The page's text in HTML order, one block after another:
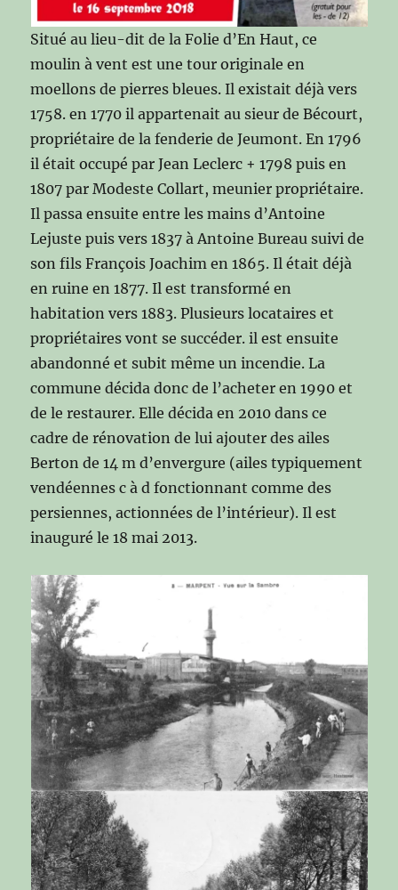
Situé au lieu-dit de la Folie d’En Haut, ce
moulin à vent est une tour originale en
moellons de pierres bleues. Il existait déjà vers
1758. en 1770 il appartenait au sieur de Bécourt,
propriétaire de la fenderie de Jeumont. En 1796
il était occupé par Jean Leclerc + 1798 puis en
1807 par Modeste Collart, meunier propriétaire.
Il passa ensuite entre les mains d’Antoine
Lejuste puis vers 1837 à Antoine Bureau suivi de
son fils François Joachim en 1865. Il était déjà
en ruine en 1877. Il est transformé en
habitation vers 1883. Plusieurs locataires et
propriétaires vont se succéder. il est ensuite
abandonné et subit même un incendie. La
commune décida donc de l’acheter en 1990 et
de le restaurer. Elle décida en 2010 dans ce
cadre de rénovation de lui ajouter des ailes
Berton de 14 m d’envergure (ailes typiquement
vendéennes c à d fonctionnant comme des
persiennes, actionnées de l’intérieur). Il est
inauguré le 18 mai 2013.